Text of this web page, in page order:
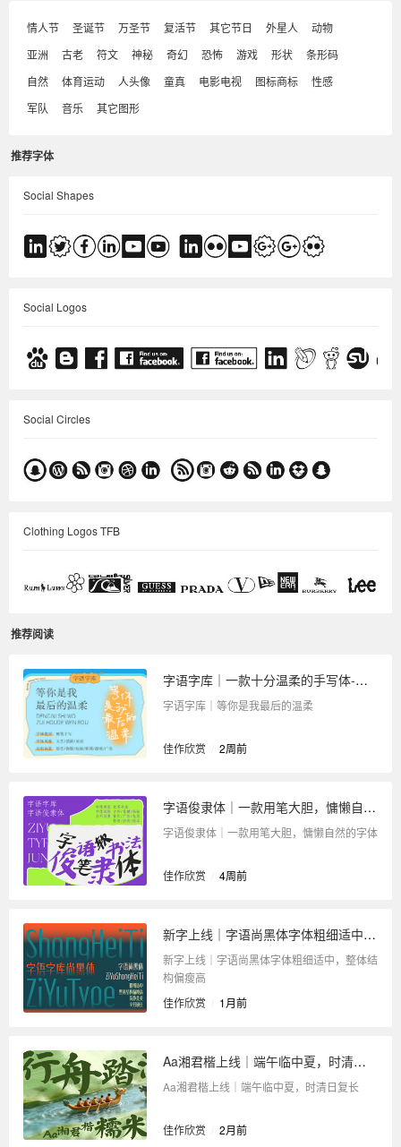
情人节 圣诞节 万圣节 复活节 其它节日 外星人
动物
亚洲
古老 符文 神秘 奇幻 恐怖 游戏 形状
条形码
自然
体育运动 人头像 童真 电影电视 图标商标
性感
军队
音乐 其它图形
推荐字体
Social Shapes
Social Logos
Social Circles
Clothing Logos TFB
推荐阅读
字语字库｜一款十分温柔的手写体-等你是我最后的温柔
字语字库｜等你是我最后的温柔
佳作欣赏 2周前
字语俊隶体｜一款用笔大胆，慵懒自然的字体
字语俊隶体｜一款用笔大胆，慵懒自然的字体
佳作欣赏 4周前
新字上线｜字语尚黑体字体粗细适中，整体结构偏瘦高
新字上线｜字语尚黑体字体粗细适中，整体结
构偏瘦高
佳作欣赏
1月前
Aa湘君楷上线｜端午临中夏，时清日复长
Aa湘君楷上线｜端午临中夏，时清日复长
佳作欣赏 2月前